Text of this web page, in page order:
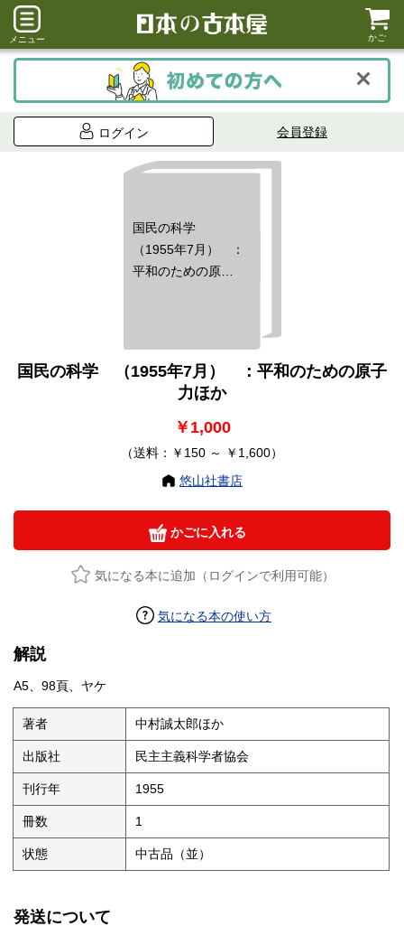
メニュー かご
ログイン 会員登録
国民の科学
（1955年7月） ：
平和のための原子
国民の科学 （1955年7月） ：平和のための原子
力ほか
￥1,000
（送料：￥150 ～ ￥1,600）
悠山社書店
かごに入れる
気になる本に追加（ログインで利用可能）
気になる本の使い方
解説
A5、98頁、ヤケ
著者 中村誠太郎ほか
出版社 民主主義科学者協会
刊行年 1955
冊数 1
状態 中古品（並）
発送について